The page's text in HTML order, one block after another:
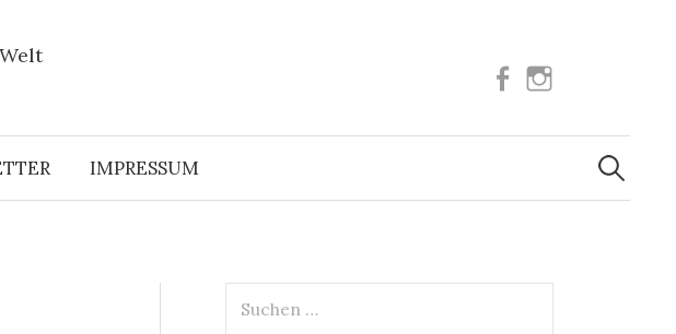
Facebook
IMPRESSUM
Suchen
nach:
nach: